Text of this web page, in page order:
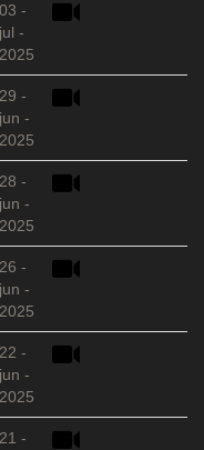
03 -
jul -
2025
29 -
jun -
2025
28 -
jun -
2025
26 -
jun -
2025
22 -
jun -
2025
21 -